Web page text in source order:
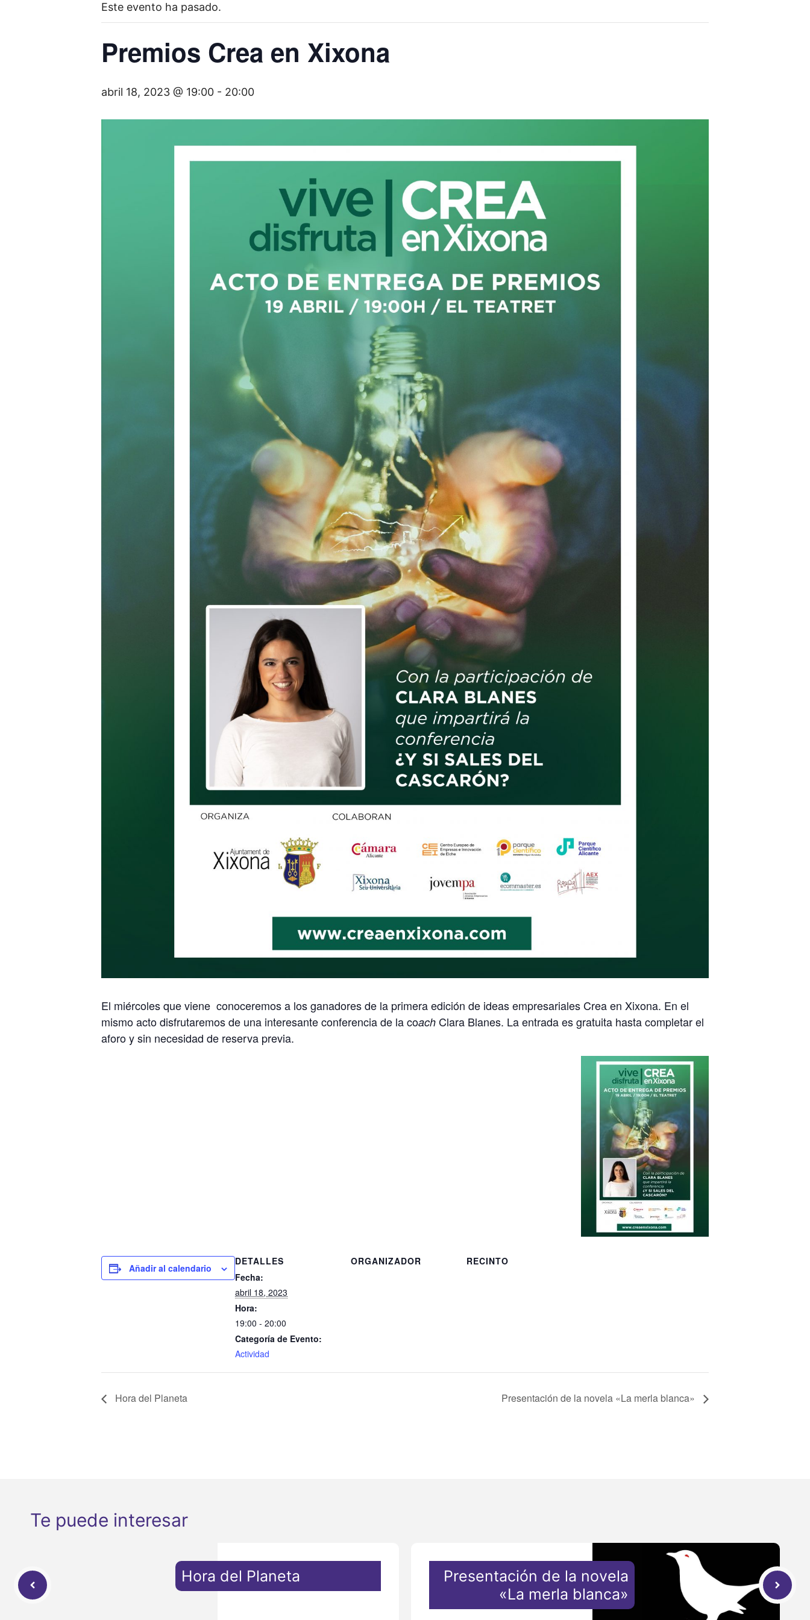
Este evento ha pasado.
Premios Crea en Xixona
abril 18, 2023 @ 19:00 - 20:00
El miércoles que viene conoceremos a los ganadores de la primera edición de ideas empresariales Crea en Xixona. En el
mismo acto disfrutaremos de una interesante conferencia de la coach Clara Blanes. La entrada es gratuita hasta completar el
aforo y sin necesidad de reserva previa.
Añadir al calendario
DETALLES
Fecha:
abril 18, 2023
Hora:
19:00 - 20:00
Categoría de Evento:
Actividad
ORGANIZADOR RECINTO
Hora del Planeta Presentación de la novela «La merla blanca»
Te puede interesar
Hora del Planeta
Presentación de la novela
«La merla blanca»